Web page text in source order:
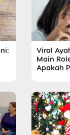
Viral
Main
Apakah